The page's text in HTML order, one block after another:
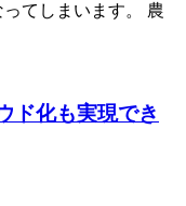
てしまいます。 農
化も実現でき